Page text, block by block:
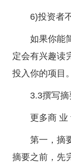
6)投资者
如果你能
定会有兴趣读
投入你的项目。
3.3撰写
更多商 业
第一，摘
摘要之前，先